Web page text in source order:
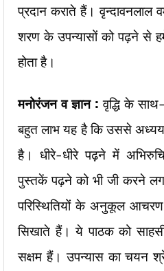
प्रदान कराते हैं। वृन्दावनलाल
शरण के उपन्यासों को पढ़ने से हमें
होता है।
मनोरंजन व ज्ञान : वृद्धि के
बहुत लाभ यह है कि उससे
है। धीरे-धीरे पढ़ने में
पुस्तकें पढ़ने को भी जी करने
परिस्थितियों के अनुकूल आचरण
सिखाते हैं। ये पाठक को
सक्षम हैं। उपन्यास का चयन